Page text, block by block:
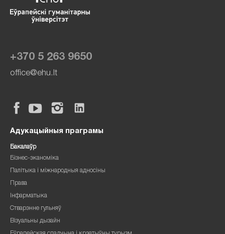
+370 5 263 9650
office@ehu.lt
Адукацыйныя праграмы
Бакалаўр
Бізнес-эканоміка
Палітыка і міжнародныя адносіны
Права
Інфарматыка
Стварэнне гульняў
Візуальны дызайн